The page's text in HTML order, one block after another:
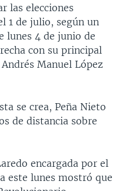
las elecciones
1 de julio, según un
lunes 4 de junio de
con su principal
Manuel López
se crea, Peña Nieto
de distancia sobre
encargada por el
este lunes mostró que